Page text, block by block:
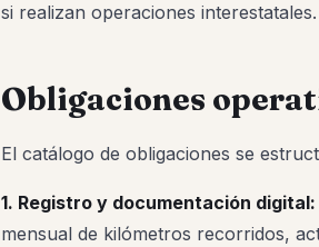
si realizan operaciones interestatales.
Obligaciones
El catálogo de obligaciones se
1. Registro y documentación digital:
mensual de kilómetros recorridos,